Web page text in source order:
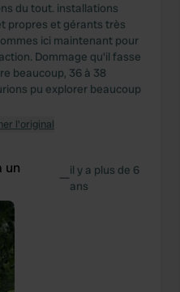
du tout. installations
propres et gérants très
ici maintenant pour
Dommage qu'il fasse
beaucoup, 36 à 38
pu explorer beaucoup
l'original
un
—il y a plus de 6
ans